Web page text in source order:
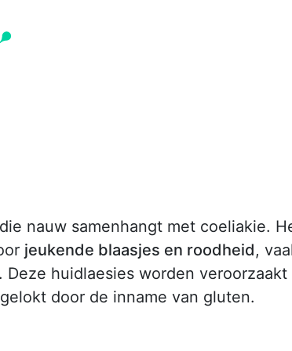
nauw samenhangt met coeliakie.
jeukende blaasjes en roodheid,
huidlaesies worden veroorzaakt
door de inname van gluten.